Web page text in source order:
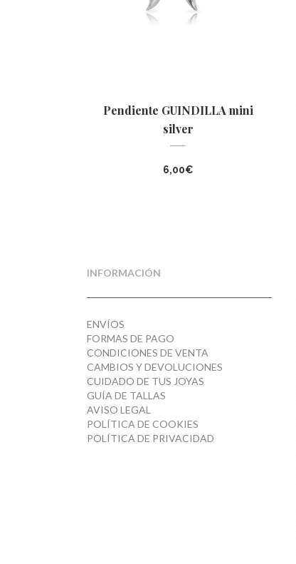
Pendiente GUINDILLA mini
silver
6,00€
INFORMACIÓN
ENVÍOS
FORMAS DE PAGO
CONDICIONES DE VENTA
CAMBIOS Y DEVOLUCIONES
CUIDADO DE TUS JOYAS
GUÍA DE TALLAS
AVISO LEGAL
POLÍTICA DE COOKIES
POLÍTICA DE PRIVACIDAD